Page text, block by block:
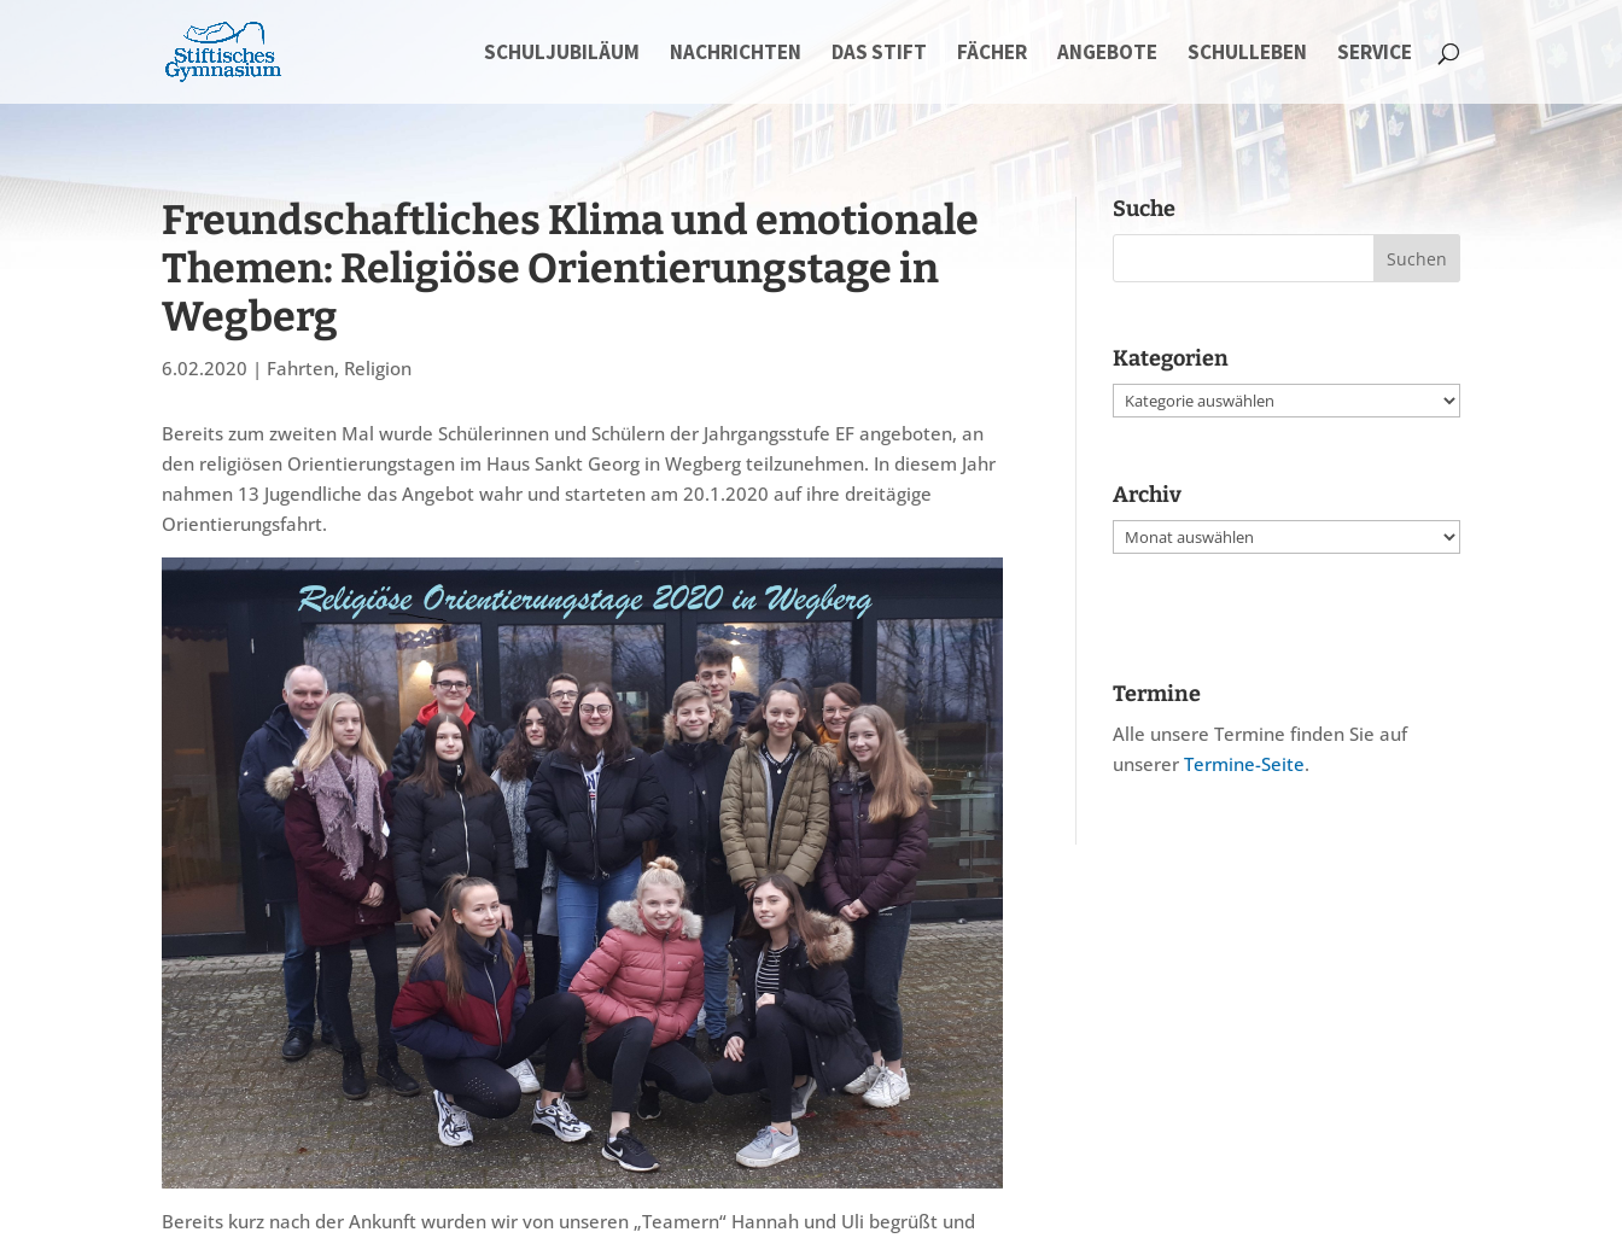
SCHULJUBILÄUM NACHRICHTEN DAS STIFT FÄCHER ANGEBOTE SCHULLEBEN SERVICE
Freundschaftliches Klima und emotionale
Themen: Religiöse Orientierungstage in
Wegberg
6.02.2020 | Fahrten, Religion
Bereits zum zweiten Mal wurde Schülerinnen und Schülern der Jahrgangsstufe EF angeboten, an
den religiösen Orientierungstagen im Haus Sankt Georg in Wegberg teilzunehmen. In diesem Jahr
nahmen 13 Jugendliche das Angebot wahr und starteten am 20.1.2020 auf ihre dreitägige
Orientierungsfahrt.
Bereits kurz nach der Ankunft wurden wir von unseren „Teamern“ Hannah und Uli begrüßt und
Suche
Kategorien
Kategorien
Archiv
Archiv
Termine
Alle unsere Termine finden Sie auf
unserer Termine-Seite.